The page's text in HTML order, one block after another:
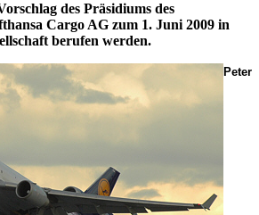
des Präsidiums des
Cargo AG zum 1. Juni 2009 in
berufen werden.
Peter